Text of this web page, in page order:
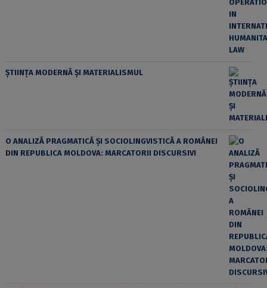
ȘTIINȚA MODERNĂ ȘI MATERIALISMUL
O ANALIZĂ PRAGMATICĂ ȘI SOCIOLINGVISTICĂ A ROMÂNEI
DIN REPUBLICA MOLDOVA: MARCATORII DISCURSIVI